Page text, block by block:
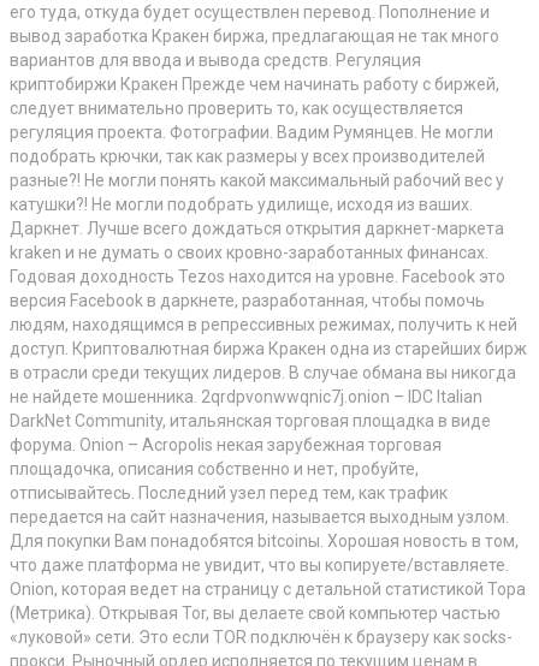
его туда, откуда будет осуществлен перевод. Пополнение и
вывод заработка Кракен биржа, предлагающая не так много
вариантов для ввода и вывода средств. Регуляция
криптобиржи Кракен Прежде чем начинать работу с биржей,
следует внимательно проверить то, как осуществляется
регуляция проекта. Фотографии. Вадим Румянцев. Не могли
подобрать крючки, так как размеры у всех производителей
разные?! Не могли понять какой максимальный рабочий вес у
катушки?! Не могли подобрать удилище, исходя из ваших.
Даркнет. Лучше всего дождаться открытия даркнет-маркета
kraken и не думать о своих кровно-заработанных финансах.
Годовая доходность Tezos находится на уровне. Facebook это
версия Facebook в даркнете, разработанная, чтобы помочь
людям, находящимся в репрессивных режимах, получить к ней
доступ. Криптовалютная биржа Кракен одна из старейших бирж
в отрасли среди текущих лидеров. В случае обмана вы никогда
не найдете мошенника. 2qrdpvonwwqnic7j.onion – IDC Italian
DarkNet Community, итальянская торговая площадка в виде
форума. Onion – Acropolis некая зарубежная торговая
площадочка, описания собственно и нет, пробуйте,
отписывайтесь. Последний узел перед тем, как трафик
передается на сайт назначения, называется выходным узлом.
Для покупки Вам понадобятся bitcoinы. Хорошая новость в том,
что даже платформа не увидит, что вы копируете/вставляете.
Onion, которая ведет на страницу с детальной статистикой Тора
(Метрика). Открывая Tor, вы делаете свой компьютер частью
«луковой» сети. Это если TOR подключён к браузеру как socks-
прокси. Рыночный ордер исполняется по текущим ценам в